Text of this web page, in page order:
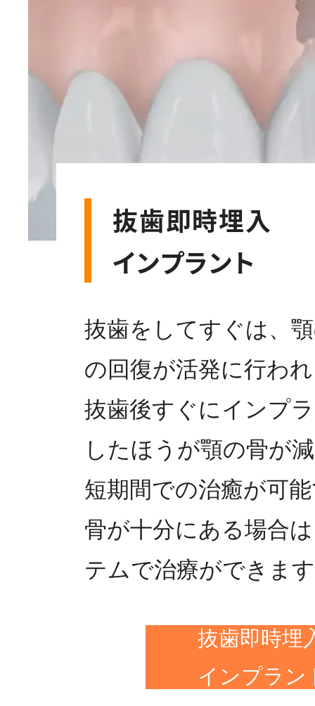
抜歯即時埋入
インプラント
抜歯をしてすぐは、
の回復が活発に行わ
抜歯後すぐにインプ
したほうが顎の骨が
短期間での治癒が可
骨が十分にある場合
テムで治療ができま
抜歯即時埋
インプラン